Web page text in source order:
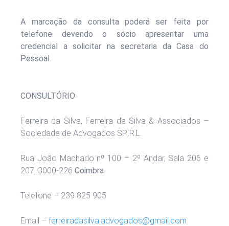
A marcação da consulta poderá ser feita por
telefone devendo o sócio apresentar uma
credencial a solicitar na secretaria da Casa do
Pessoal.
CONSULTÓRIO
Ferreira da Silva, Ferreira da Silva & Associados –
Sociedade de Advogados SP R.L.
Rua João Machado nº 100 – 2º Andar, Sala 206 e
207, 3000-226 Coimbra
Telefone – 239 825 905
Email – ferreiradasilva.advogados@gmail.com